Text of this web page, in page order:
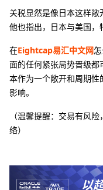
关税显然是像日本这样
他也指出，日本与美国，
在Eightcap易汇中文网
面的任何紧张局势晋级都
本作为一个敞开和周期
影响。
（温馨提醒：交易有风
络）